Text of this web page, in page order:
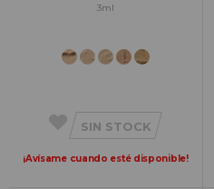
3ml
SIN STOCK
¡Avísame cuando esté disponible!